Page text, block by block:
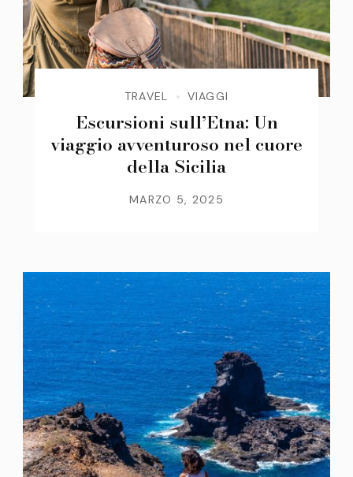
TRAVEL VIAGGI
Escursioni sull’Etna: Un
viaggio avventuroso nel cuore
della Sicilia
MARZO 5, 2025